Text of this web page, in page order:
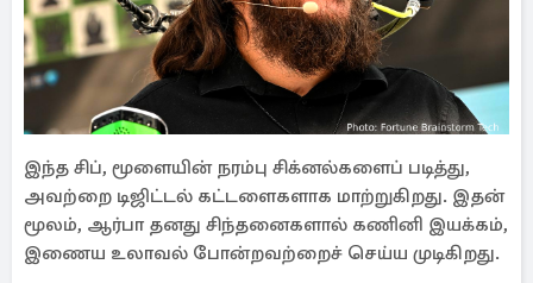
இந்த சிப், மூளையின் நரம்பு சிக்னல்களைப் படித்து,
அவற்றை டிஜிட்டல் கட்டளைகளாக மாற்றுகிறது. இதன்
மூலம், ஆர்பா தனது சிந்தனைகளால் கணினி இயக்கம்,
இணைய உலாவல் போன்றவற்றைச் செய்ய முடிகிறது.